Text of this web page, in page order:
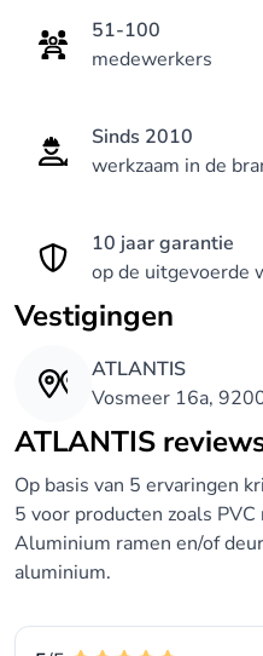
51-100
medewerkers
Sinds 2010
werkzaam in de
10 jaar garantie
op de uitgevoerde
Vestigingen
ATLANTIS
Vosmeer 16a,
ATLANTIS
Op basis van 5 ervaringen
5 voor producten zoals
Aluminium ramen en/of
aluminium.